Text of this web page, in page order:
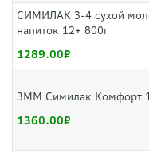
СИМИЛАК 3-4 сухой
напиток 12+ 800г
1289.00
ЗММ Симилак Комфорт
1360.00